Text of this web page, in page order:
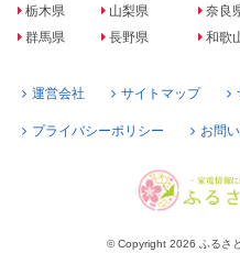
栃木県
群馬県
山梨県
長野県
奈良
和歌
運営会社 サイトマップ
プライバシーポリシー お問
© Copyright 2026 ふるさ